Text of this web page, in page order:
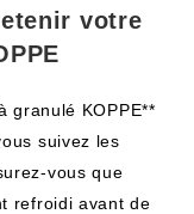
votre
granulé KOPPE**
suivez les
vous que
refroidi avant de